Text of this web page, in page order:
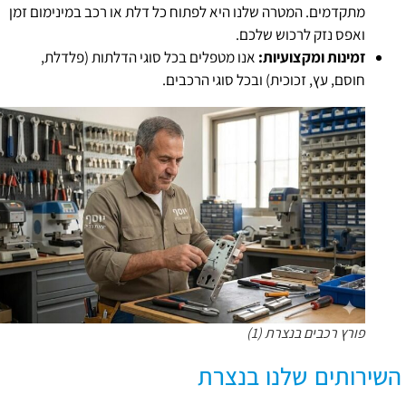
מתקדמים. המטרה שלנו היא לפתוח כל דלת או רכב במינימום זמן
ואפס נזק לרכוש שלכם.
זמינות ומקצועיות: אנו מטפלים בכל סוגי הדלתות (פלדלת,
חוסם, עץ, זכוכית) ובכל סוגי הרכבים.
פורץ רכבים בנצרת (1)
השירותים שלנו בנצרת